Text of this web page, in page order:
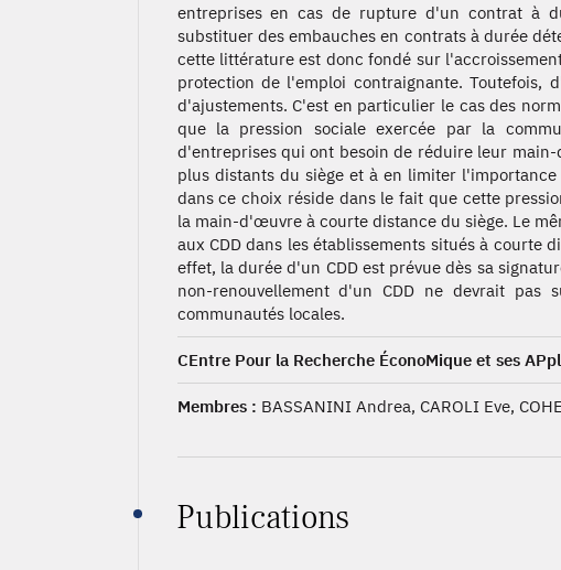
entreprises en cas de rupture d'un contrat à
substituer des embauches en contrats à durée
cette littérature est donc fondé sur
protection de l'emploi contraignante. Toutefois,
d'ajustements. C'est en particulier le cas des
que la pression sociale exercée par la
d'entreprises qui ont besoin de réduire leur
plus distants du siège et à en limiter
dans ce choix réside dans le fait que cette
la main-d'œuvre à courte distance du siège. Le
aux CDD dans les établissements situés à courte
effet, la durée d'un CDD est prévue dès sa
non-renouvellement d'un CDD ne devrait
communautés locales.
CEntre Pour la Recherche ÉconoMique et ses
Membres : BASSANINI Andrea, CAROLI Eve,
Publications